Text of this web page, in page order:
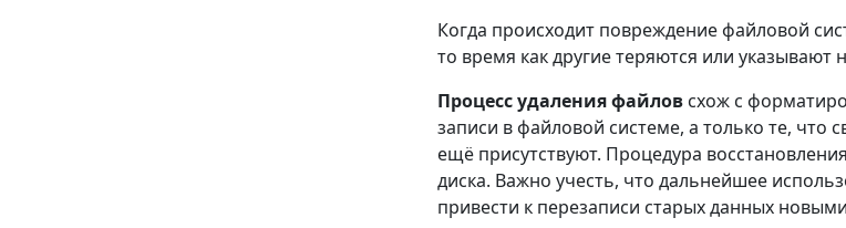
Когда происходит повреждение файловой
то время как другие теряются или указывают
Процесс удаления файловсхож с
записи в файловой системе, а только те,
ещё присутствуют. Процедура
диска. Важно учесть, что дальнейшее
привести к перезаписи старых данных